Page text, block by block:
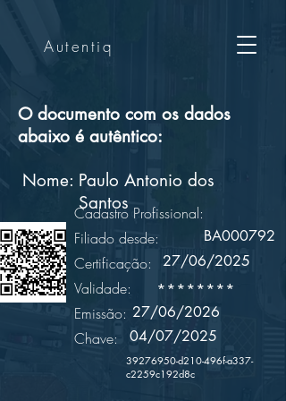
Autentiq
O documento com os dados
abaixo é autêntico:
Nome:
Cadastro Profissional:
Filiado desde:
Certificação:
Validade:
Emissão:
Chave:
39276950-d210-496f-a337-
c2259c192d8c
27/06/2026
Paulo Antonio dos
Santos
04/07/2025
********
27/06/2025
BA000792